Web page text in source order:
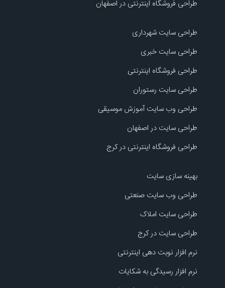
طراحی فروشگاه اینترنتی در اصفهان
طراحی سایت شهرداری
طراحی سایت خبری
طراحی فروشگاه اینترنتی
طراحی سایت رستوران
طراحی وب سایت آموزش موسیقی
طراحی سایت در اصفهان
طراحی فروشگاه اینترنتی در کرج
بهینه سازی سایت
طراحی وب سایت صنعتی
طراحی سایت املاک
طراحی سایت در کرج
نرم افزار نوبت دهی اینترنتی
نرم افزار رسیدگی به شکایات